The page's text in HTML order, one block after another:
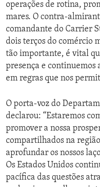
operações de rotina,
mares. O contra-
comandante do Carrier
dois terços do comércio
tão importante, é vital
presença e continuemos
em regras que nos
O porta-voz do
declarou: “Estaremos
promover a nossa
compartilhados na
aprofundar os nossos
Os Estados Unidos
pacífica das questões